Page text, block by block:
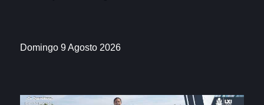
Domingo 9 Agosto 2026